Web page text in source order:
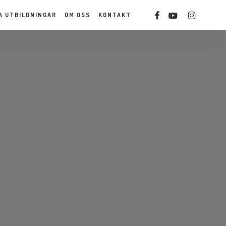
UTBILDNINGAR OM OSS KONTAKT FACEBOOKYOUTUBEINSTAGRAM